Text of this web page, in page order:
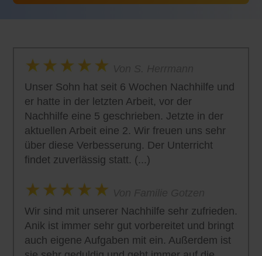
Unser Sohn hat seit 6 Wochen Nachhilfe und
er hatte in der letzten Arbeit, vor der
Nachhilfe eine 5 geschrieben. Jetzte in der
aktuellen Arbeit eine 2. Wir freuen uns sehr
über diese Verbesserung. Der Unterricht
findet zuverlässig statt. (...)
Wir sind mit unserer Nachhilfe sehr zufrieden.
Anik ist immer sehr gut vorbereitet und bringt
auch eigene Aufgaben mit ein. Außerdem ist